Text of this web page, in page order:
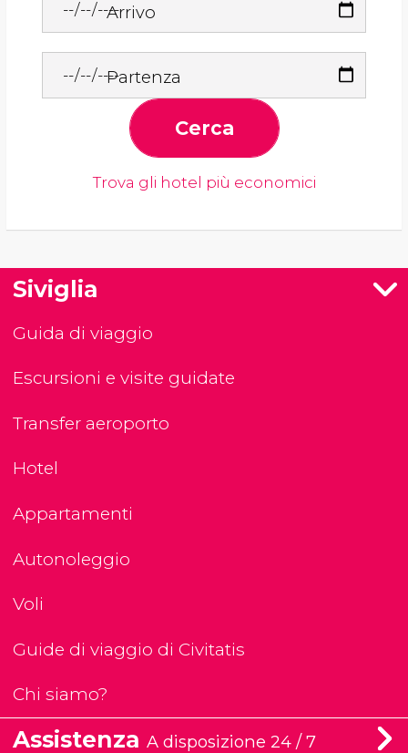
Arrivo
Partenza
Cerca
Trova gli hotel più economici
Siviglia
Guida di viaggio
Escursioni e visite guidate
Transfer aeroporto
Hotel
Appartamenti
Autonoleggio
Voli
Guide di viaggio di Civitatis
Chi siamo?
Assistenza A disposizione 24 / 7